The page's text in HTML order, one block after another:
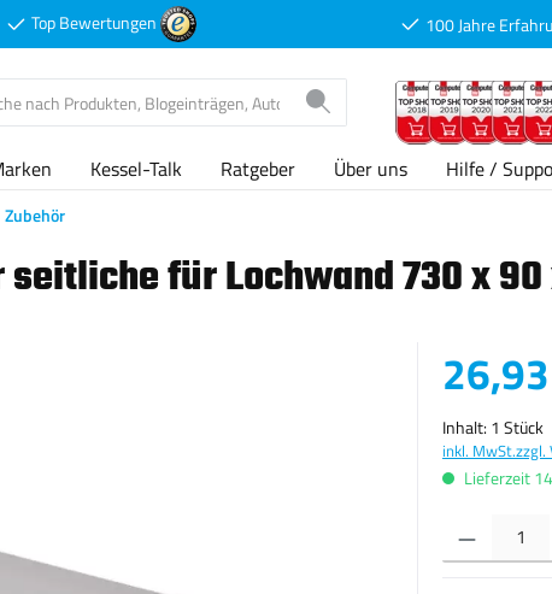
Top Bewertungen 100 Jahre
Kessel-Talk Ratgeber Über uns Hilfe /
Zubehör
für Lochwand 730 x 90
Verkaufspreis:
Inhalt: 1 Stück
inkl. MwSt.zzgl.
Lieferzeit
Produkt Anzahl: